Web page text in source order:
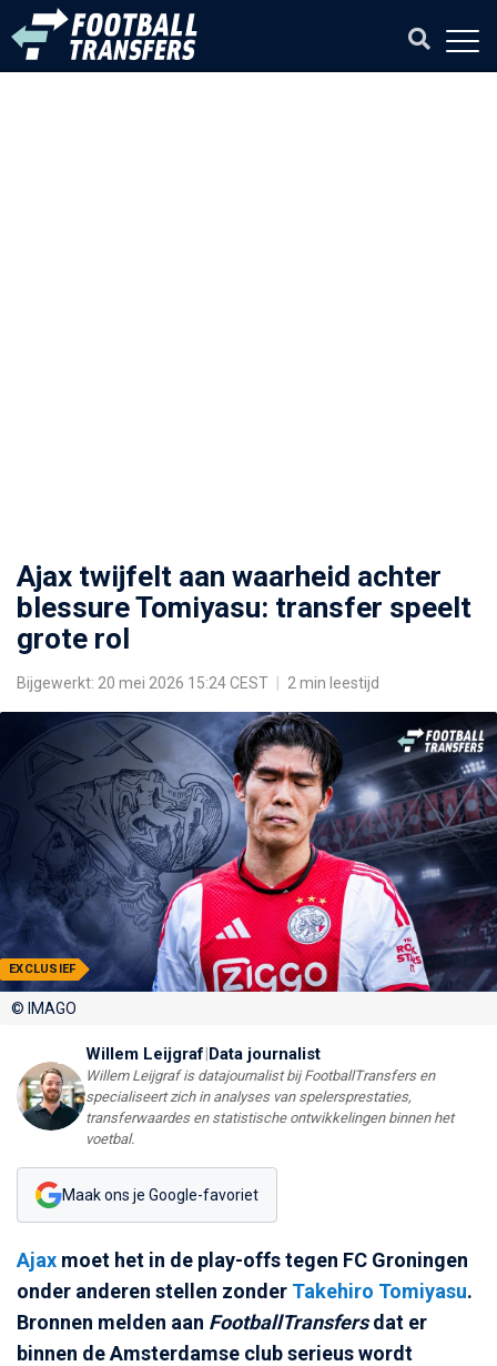
Ajax twijfelt aan waarheid achter
blessure Tomiyasu: transfer speelt
grote rol
Bijgewerkt: 20 mei 2026 15:24 CEST 2 min leestijd
EXCLUSIEF
© IMAGO
Willem Leijgraf|Data journalist
Willem Leijgraf is datajournalist bij FootballTransfers en
specialiseert zich in analyses van spelersprestaties,
transferwaardes en statistische ontwikkelingen binnen het
voetbal.
Maak ons je Google-favoriet
Ajax moet het in de play-offs tegen FC Groningen
onder anderen stellen zonder Takehiro Tomiyasu.
Bronnen melden aan FootballTransfersdat er
binnen de Amsterdamse club serieus wordt